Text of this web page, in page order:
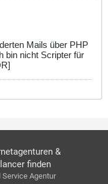
Mails über PHP
bin nicht Scripter für
&
finden
Service Agentur